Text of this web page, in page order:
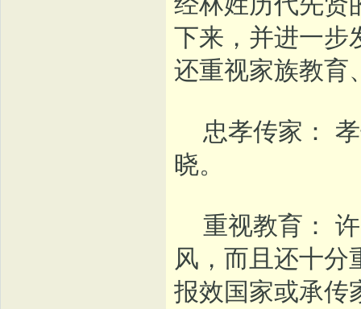
下来，并进一步
还重视家族教育
忠孝传家： 孝
晓。
重视教育： 许
风，而且还十分
报效国家或承传